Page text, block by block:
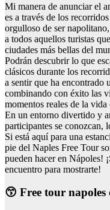
Mi manera de anunciar el
es a través de los
orgulloso de ser
a todos aquellos turistas
ciudades más bellas del
Podrán descubrir lo que
clásicos durante los
a sentir que ha encontrado
combinando con éxito las
momentos reales de la
En un entorno divertido y
participantes se conozcan,
Si está aquí para una
pie del Naples Free Tour
pueden hacer en Nápoles!
encuentro para mostrarte!
😙 Free tour napoles